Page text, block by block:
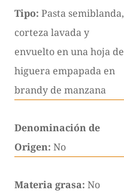
Tipo: Pasta semiblanda,
corteza lavada y
envuelto en una hoja de
higuera empapada en
brandy de manzana
Denominación de
Origen: No
Materia grasa: No